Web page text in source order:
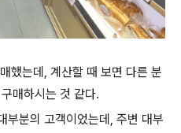
했는데, 계산할 때 보면 다른 분
매하시는 것 같다.
부분의 고객이었는데, 주변 대부